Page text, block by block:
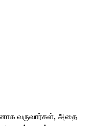
வருவார்கள், அதை